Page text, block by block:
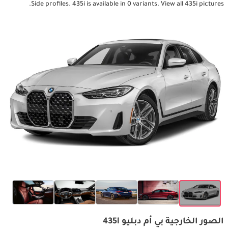
Side profiles. 435i is available in 0 variants. View all 435i pictures.
الصور الخارجية بي أم دبليو 435i